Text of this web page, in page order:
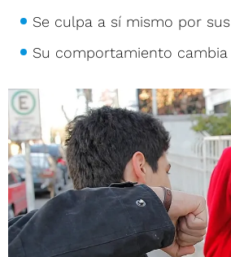
Se culpa a sí mismo por
Su comportamiento cambia